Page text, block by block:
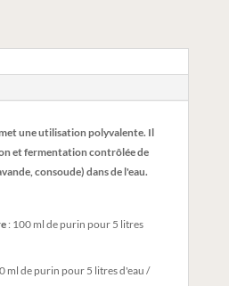
une utilisation polyvalente. Il
et fermentation contrôlée de
consoude) dans de l'eau.
: 100 ml de purin pour 5 litres
ml de purin pour 5 litres d'eau /